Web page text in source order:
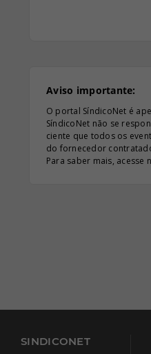
Aviso importante:
O portal SíndicoNet é
SíndicoNet não se
ciente que todos os
do fornecedor
Para saber mais, acesse
SINDICONET